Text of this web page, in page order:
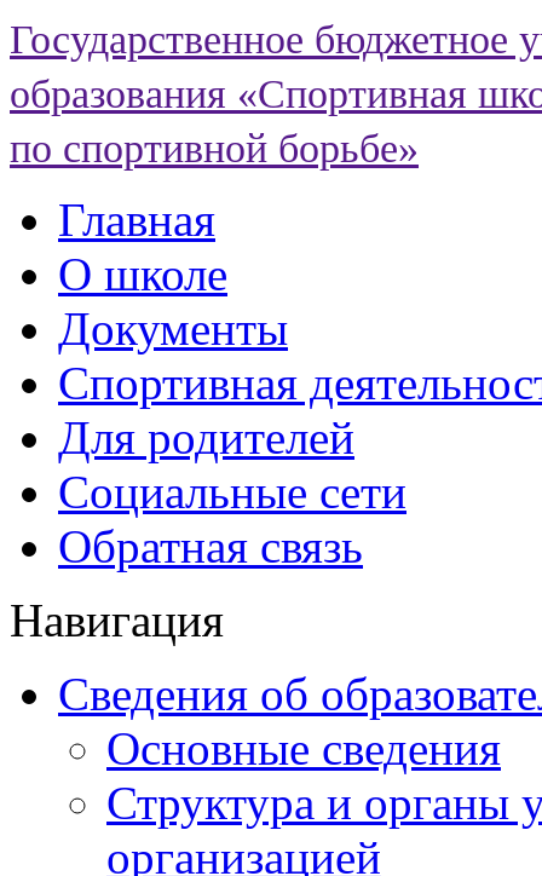
Государственное бюджетное
образования «Спортивная
по спортивной борьбе»
Главная
О школе
Документы
Спортивная
Для родителей
Социальные сети
Обратная связь
Навигация
Сведения об
Основные сведения
Структура и органы
организацией